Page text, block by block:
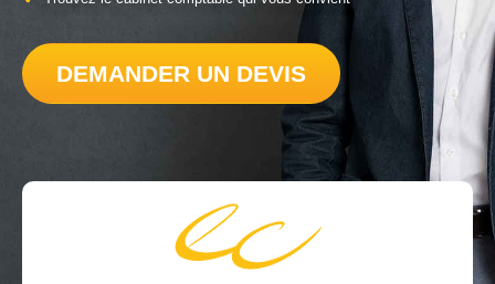
DEMANDER UN DEVIS